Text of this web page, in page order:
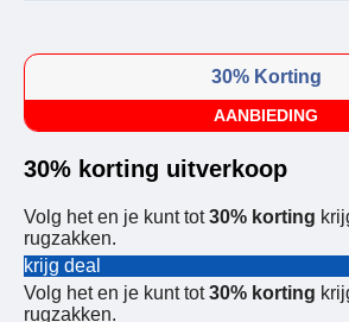
30% Korting
AANBIEDING
30% korting uitverkoop
Volg het en je kunt tot30% korting
rugzakken.
krijg deal
Volg het en je kunt tot30% korting
rugzakken.